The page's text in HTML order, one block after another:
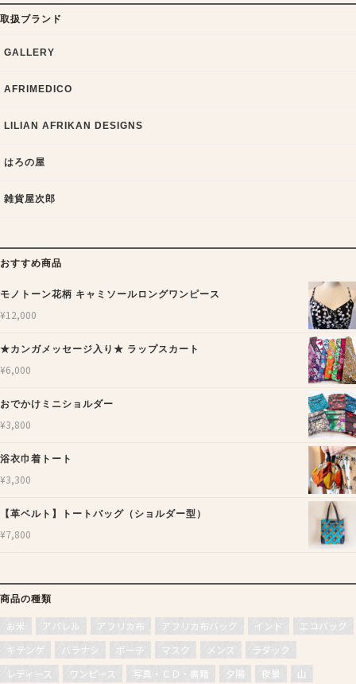
取扱ブランド
GALLERY
AFRIMEDICO
LILIAN AFRIKAN DESIGNS
はろの屋
雑貨屋次郎
おすすめ商品
モノトーン花柄 キャミソールロングワンピース
¥12,000
★カンガメッセージ入り★ ラップスカート
¥6,000
おでかけミニショルダー
¥3,800
浴衣巾着トート
¥3,300
【革ベルト】トートバッグ（ショルダー型）
¥7,800
商品の種類
お米 アパレル アフリカ布 アフリカ布バッグ インド
エコバッグ
キテンゲ
バラナシ ポーチ マスク メンズ
ラダック
レディース
ワンピース 写真・ＣＤ・書籍 夕陽 夜景
山